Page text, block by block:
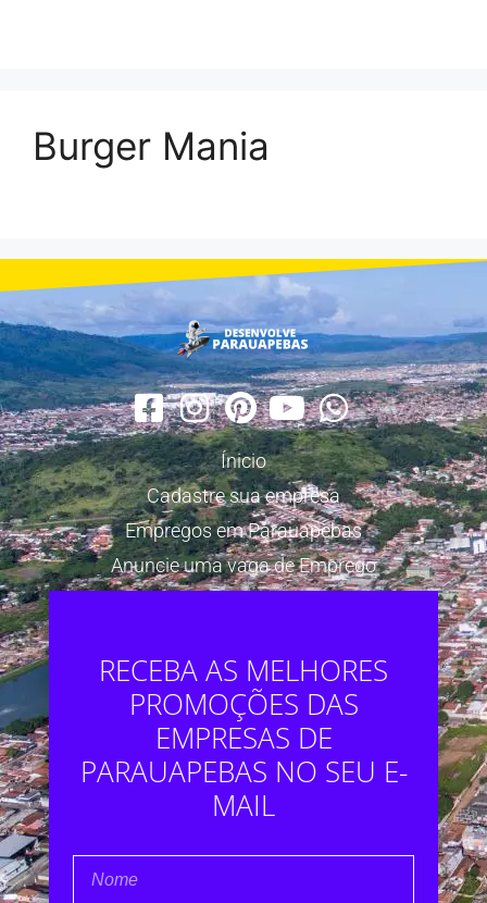
Burger Mania
Ínicio
Cadastre sua empresa
Empregos em Parauapebas
Anuncie uma vaga de Emprego
RECEBA AS MELHORES
PROMOÇÕES DAS
EMPRESAS DE
PARAUAPEBAS NO SEU E-
MAIL